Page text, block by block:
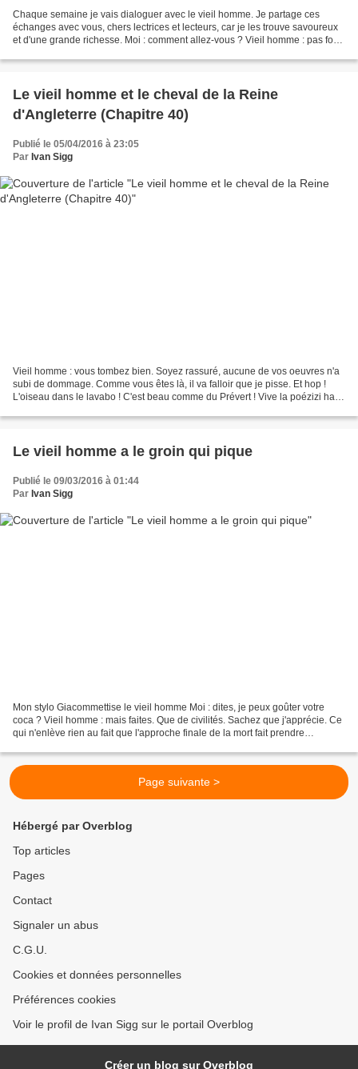
Chaque semaine je vais dialoguer avec le vieil homme. Je partage ces
échanges avec vous, chers lectrices et lecteurs, car je les trouve savoureux
et d'une grande richesse. Moi : comment allez-vous ? Vieil homme : pas fort.
Le vieil homme et le cheval de la Reine
d'Angleterre (Chapitre 40)
Publié le 05/04/2016 à 23:05
Par Ivan Sigg
Vieil homme : vous tombez bien. Soyez rassuré, aucune de vos oeuvres n'a
subi de dommage. Comme vous êtes là, il va falloir que je pisse. Et hop !
L'oiseau dans le lavabo ! C'est beau comme du Prévert ! Vive la poézizi ha
Le vieil homme a le groin qui pique
Publié le 09/03/2016 à 01:44
Par Ivan Sigg
Mon stylo Giacommettise le vieil homme Moi : dites, je peux goûter votre
coca ? Vieil homme : mais faites. Que de civilités. Sachez que j'apprécie. Ce
qui n'enlève rien au fait que l'approche finale de la mort fait prendre
Page suivante >
Hébergé par Overblog
Top articles
Pages
Contact
Signaler un abus
C.G.U.
Cookies et données personnelles
Préférences cookies
Voir le profil de Ivan Sigg sur le portail Overblog
Créer un blog sur Overblog